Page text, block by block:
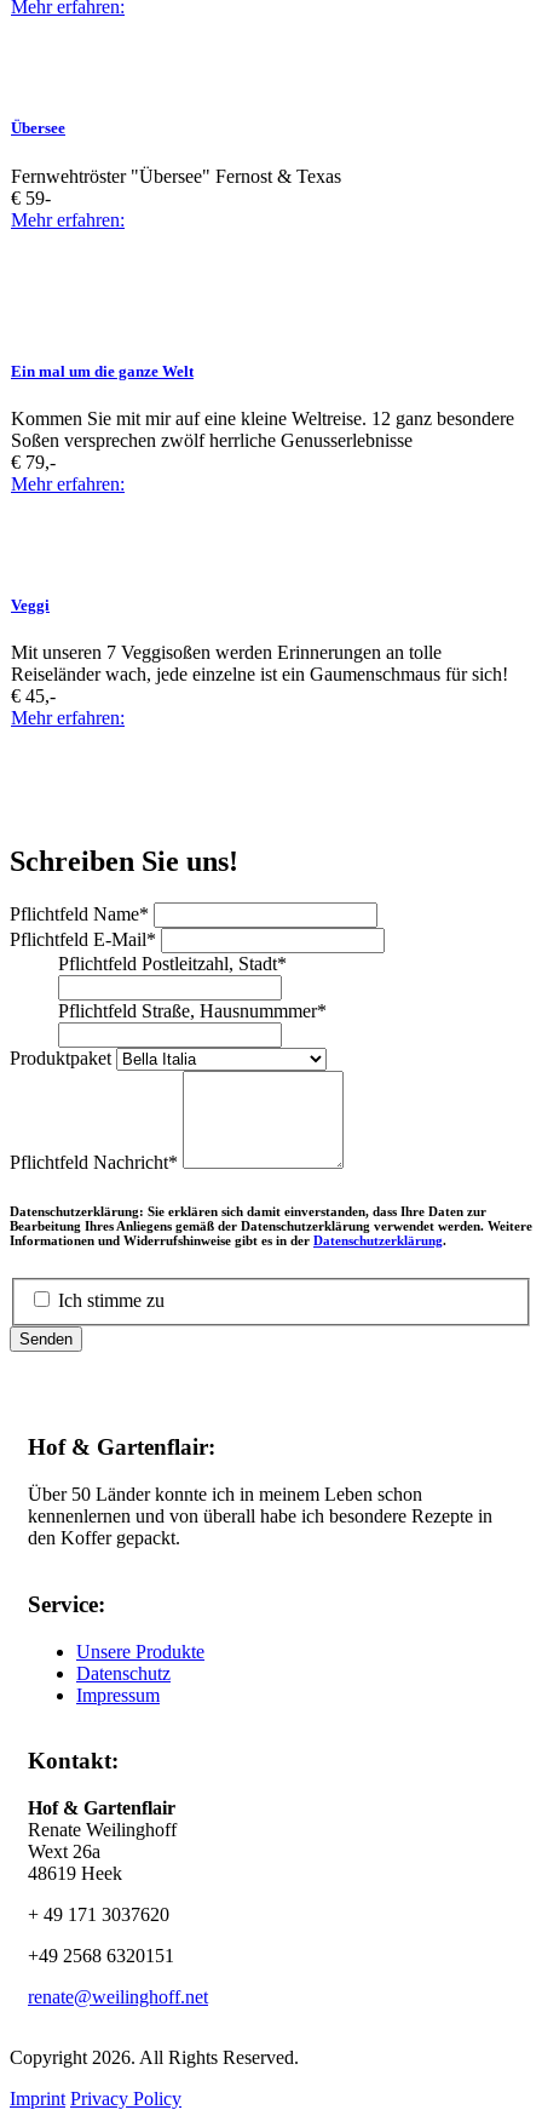
Mehr erfahren:
Übersee
Fernwehtröster "Übersee" Fernost & Texas
€ 59-
Mehr erfahren:
Ein mal um die ganze Welt
Kommen Sie mit mir auf eine kleine Weltreise. 12 ganz besondere
Soßen versprechen zwölf herrliche Genusserlebnisse
€ 79,-
Mehr erfahren:
Veggi
Mit unseren 7 Veggisoßen werden Erinnerungen an tolle
Reiseländer wach, jede einzelne ist ein Gaumenschmaus für sich!
€ 45,-
Mehr erfahren:
Schreiben Sie uns!
Pflichtfeld Name*
Pflichtfeld E-Mail*
Pflichtfeld Postleitzahl, Stadt*
Pflichtfeld Straße, Hausnummmer*
Produktpaket
Pflichtfeld Nachricht*
Datenschutzerklärung: Sie erklären sich damit einverstanden, dass Ihre Daten zur
Bearbeitung Ihres Anliegens gemäß der Datenschutzerklärung verwendet werden. Weitere
Informationen und Widerrufshinweise gibt es in der Datenschutzerklärung.
Ich stimme zu
Senden
Hof & Gartenflair:
Über 50 Länder konnte ich in meinem Leben schon
kennenlernen und von überall habe ich besondere Rezepte in
den Koffer gepackt.
Service:
Unsere Produkte
Datenschutz
Impressum
Kontakt:
Hof & Gartenflair
Renate Weilinghoff
Wext 26a
48619 Heek
+ 49 171 3037620
+49 2568 6320151
renate@weilinghoff.net
Copyright 2026. All Rights Reserved.
Imprint Privacy Policy